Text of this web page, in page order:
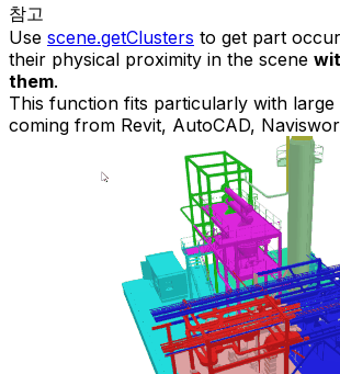
참고
Use scene.getClusters to get part
their physical proximity in the scene
them.
This function fits particularly with large
coming from Revit, AutoCAD,